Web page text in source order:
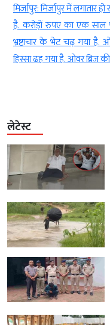
मिर्जापुर: मिर्जापुर में लगातार
है. करोड़ों रुपए का एक साल
भ्रष्टाचार के भेट चढ़ गया है.
हिस्सा ढह गया है. ओवर
लेटेस्ट